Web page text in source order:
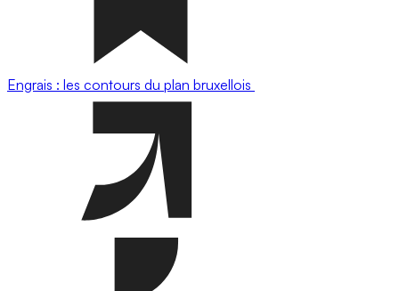
Engrais : les contours du plan bruxellois